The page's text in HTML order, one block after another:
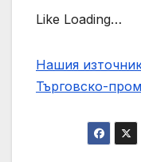
Like Loading…
Нашия
Търговско-